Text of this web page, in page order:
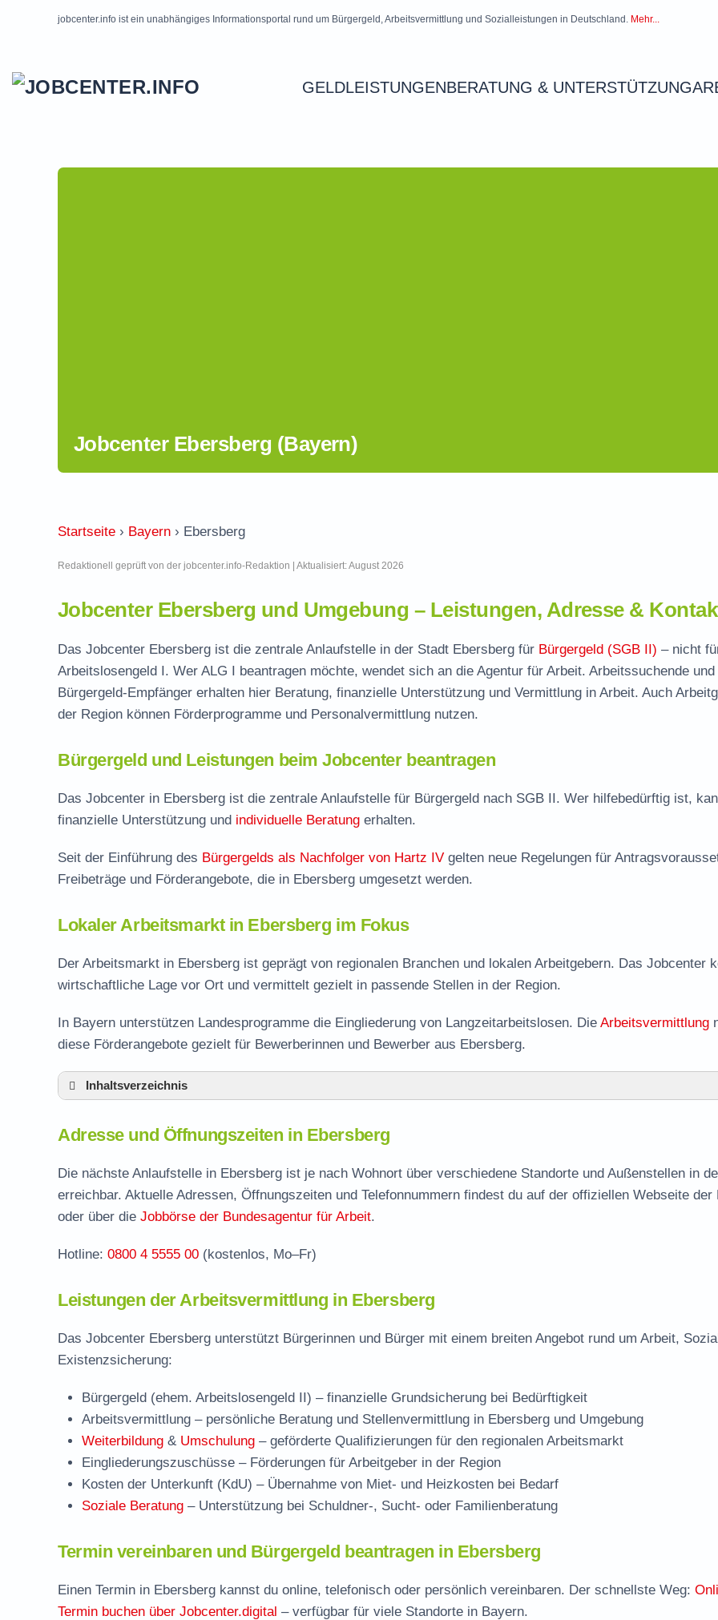
jobcenter.info ist ein unabhängiges Informationsportal rund um Bürgergeld, Arbeitsvermittlung und Sozialleistungen in Deutschland. Mehr...
GELDLEISTUNGENBERATUNG & UNTERSTÜTZUNG
Jobcenter Ebersberg (Bayern)
Startseite › Bayern › Ebersberg
Redaktionell geprüft von der jobcenter.info-Redaktion | Aktualisiert: August 2026
Jobcenter Ebersberg und Umgebung – Leistungen, Adresse &
Das Jobcenter Ebersberg ist die zentrale Anlaufstelle in der Stadt Ebersberg für Bürgergeld (SGB II) – nicht
Arbeitslosengeld I. Wer ALG I beantragen möchte, wendet sich an die Agentur für Arbeit. Arbeitssuchende und
Bürgergeld-Empfänger erhalten hier Beratung, finanzielle Unterstützung und Vermittlung in Arbeit. Auch
der Region können Förderprogramme und Personalvermittlung nutzen.
Bürgergeld und Leistungen beim Jobcenter beantragen
Das Jobcenter in Ebersberg ist die zentrale Anlaufstelle für Bürgergeld nach SGB II. Wer hilfebedürftig ist,
finanzielle Unterstützung und individuelle Beratung erhalten.
Seit der Einführung des Bürgergelds als Nachfolger von Hartz IV gelten neue Regelungen für
Freibeträge und Förderangebote, die in Ebersberg umgesetzt werden.
Lokaler Arbeitsmarkt in Ebersberg im Fokus
Der Arbeitsmarkt in Ebersberg ist geprägt von regionalen Branchen und lokalen Arbeitgebern. Das Jobcenter
wirtschaftliche Lage vor Ort und vermittelt gezielt in passende Stellen in der Region.
In Bayern unterstützen Landesprogramme die Eingliederung von Langzeitarbeitslosen. Die Arbeitsvermittlung
diese Förderangebote gezielt für Bewerberinnen und Bewerber aus Ebersberg.
Inhaltsverzeichnis
Leistungen der Arbeitsvermittlung in Ebersberg
Termin vereinbaren und Bürgergeld beantragen
Stellenangebote und Jobbörse in Ebersberg
Häufige Fragen rund ums Jobcenter
Adresse und Öffnungszeiten in Ebersberg
Die nächste Anlaufstelle in Ebersberg ist je nach Wohnort über verschiedene Standorte und Außenstellen in
erreichbar. Aktuelle Adressen, Öffnungszeiten und Telefonnummern findest du auf der offiziellen Webseite der
oder über die Jobbörse der Bundesagentur für Arbeit.
Hotline: 0800 4 5555 00 (kostenlos, Mo–Fr)
Leistungen der Arbeitsvermittlung in Ebersberg
Das Jobcenter Ebersberg unterstützt Bürgerinnen und Bürger mit einem breiten Angebot rund um Arbeit,
Existenzsicherung:
Bürgergeld (ehem. Arbeitslosengeld II) – finanzielle Grundsicherung bei Bedürftigkeit
Arbeitsvermittlung – persönliche Beratung und Stellenvermittlung in Ebersberg und Umgebung
Weiterbildung & Umschulung – geförderte Qualifizierungen für den regionalen Arbeitsmarkt
Eingliederungszuschüsse – Förderungen für Arbeitgeber in der Region
Kosten der Unterkunft (KdU) – Übernahme von Miet- und Heizkosten bei Bedarf
Soziale Beratung – Unterstützung bei Schuldner-, Sucht- oder Familienberatung
Termin vereinbaren und Bürgergeld beantragen in Ebersberg
Einen Termin in Ebersberg kannst du online, telefonisch oder persönlich vereinbaren. Der schnellste Weg:
Termin buchen über Jobcenter.digital – verfügbar für viele Standorte in Bayern.